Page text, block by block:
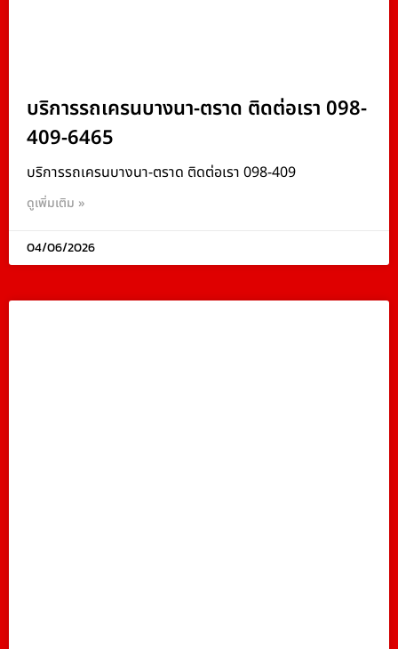
บริการรถเครนบางนา-ตราด ติดต่อเรา 098-
409-6465
บริการรถเครนบางนา-ตราด ติดต่อเรา 098-409
ดูเพิ่มเติม »
04/06/2026